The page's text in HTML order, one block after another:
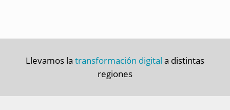
Llevamos la transformación digital a distintas
regiones